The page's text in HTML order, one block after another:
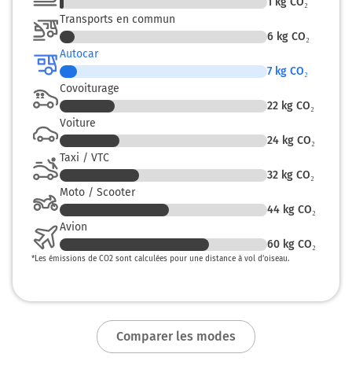
Transports en commun
6 kg CO₂
Autocar
7 kg CO₂
Covoiturage
22 kg CO₂
Voiture
24 kg CO₂
Taxi / VTC
32 kg CO₂
Moto / Scooter
44 kg CO₂
Avion
60 kg CO₂
*Les émissions de CO2 sont calculées pour une distance à vol d’oiseau.
Comparer les modes